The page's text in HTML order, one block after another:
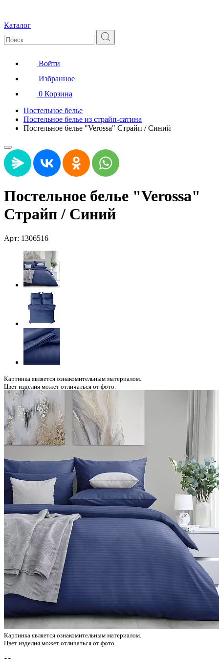
Каталог
Войти
Избранное
0 Корзина
Постельное белье
Постельное белье из страйп-сатина
Постельное белье "Verossa" Страйп / Синий
Постельное белье "Verossa"
Страйп / Синий
Арт: 1306516
Картинка является ознакомительным материалом.
Цвет изделия может отличаться от фото.
Картинка является ознакомительным материалом.
Цвет изделия может отличаться от фото.